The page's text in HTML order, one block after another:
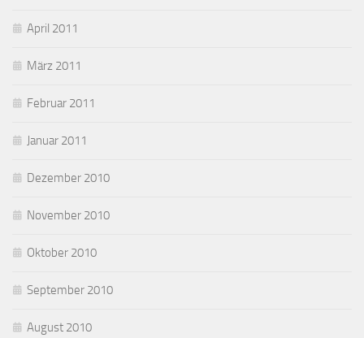
April 2011
März 2011
Februar 2011
Januar 2011
Dezember 2010
November 2010
Oktober 2010
September 2010
August 2010